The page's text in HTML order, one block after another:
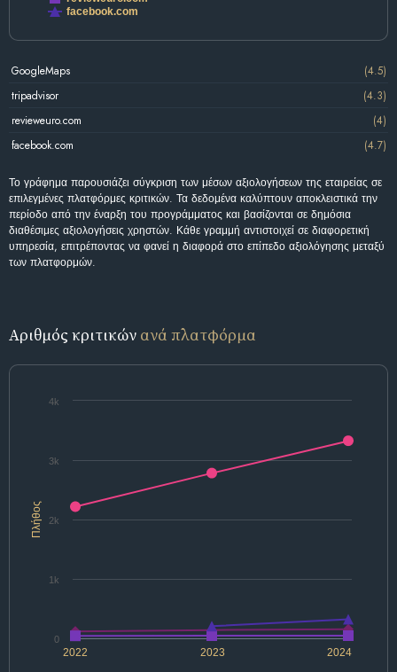
facebook.com
GoogleMaps
(4.5)
tripadvisor
(4.3)
revieweuro.com
(4)
facebook.com
(4.7)
Το γράφημα παρουσιάζει σύγκριση των μέσων αξιολογήσεων της εταιρείας σε
επιλεγμένες πλατφόρμες κριτικών. Τα δεδομένα καλύπτουν αποκλειστικά την
περίοδο από την έναρξη του προγράμματος και βασίζονται σε δημόσια
διαθέσιμες αξιολογήσεις χρηστών. Κάθε γραμμή αντιστοιχεί σε διαφορετική
υπηρεσία, επιτρέποντας να φανεί η διαφορά στο επίπεδο αξιολόγησης μεταξύ
των πλατφορμών.
Αριθμός κριτικών ανά πλατφόρμα
Πλήθος
2022 2023 2024
0
1k
2k
3k
4k